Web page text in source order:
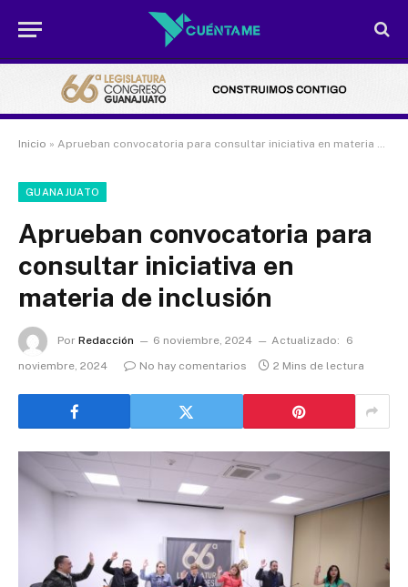
Inicio » Aprueban convocatoria para consultar iniciativa en materia de inclusión
GUANAJUATO
Aprueban convocatoria para
consultar iniciativa en
materia de inclusión
Por Redacción 6 noviembre, 2024 Actualizado:
6
noviembre, 2024
No hay comentarios 2 Mins de lectura